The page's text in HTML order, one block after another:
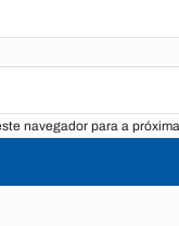
navegador para a